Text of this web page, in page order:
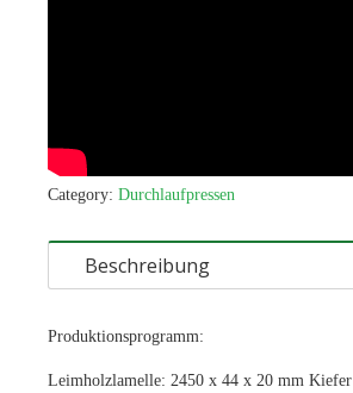
Category: Durchlaufpressen
Beschreibung
Produktionsprogramm:
Leimholzlamelle: 2450 x 44 x 20 mm Kiefer